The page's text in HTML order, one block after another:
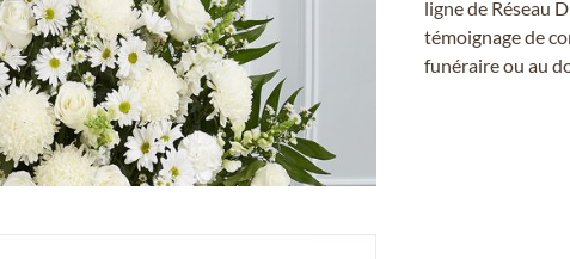
ligne de Réseau
témoignage de
funéraire ou au